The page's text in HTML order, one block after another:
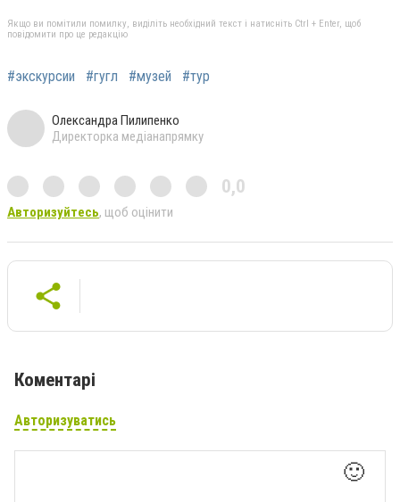
Якщо ви помітили помилку, виділіть необхідний текст і натисніть Ctrl + Enter, щоб
повідомити про це редакцію
#экскурсии #гугл #музей #тур
Олександра Пилипенко
Директорка медіанапрямку
0,0
Авторизуйтесь, щоб оцінити
Коментарі
Авторизуватись
🙂